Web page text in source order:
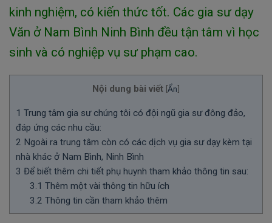
kinh nghiệm, có kiến thức tốt. Các gia sư dạy
Văn ở Nam Bình Ninh Bình đều tận tâm vì học
sinh và có nghiệp vụ sư phạm cao.
Nội dung bài viết [Ẩn]
1 Trung tâm gia sư chúng tôi có đội ngũ gia sư đông đảo,
đáp ứng các nhu cầu:
2 Ngoài ra trung tâm còn có các dịch vụ gia sư dạy kèm tại
nhà khác ở Nam Bình, Ninh Bình
3 Để biết thêm chi tiết phụ huynh tham khảo thông tin sau:
3.1 Thêm một vài thông tin hữu ích
3.2 Thông tin cần tham khảo thêm